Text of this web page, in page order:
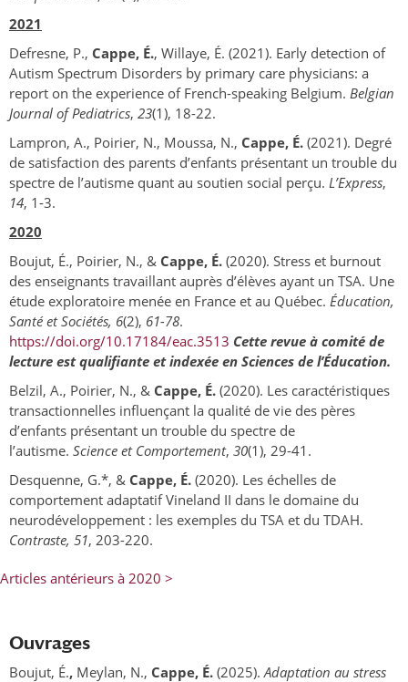
2021
Defresne, P., Cappe, É., Willaye, É. (2021). Early detection of
Autism Spectrum Disorders by primary care physicians: a
report on the experience of French-speaking Belgium. Belgian
Journal of Pediatrics, 23(1), 18-22.
Lampron, A., Poirier, N., Moussa, N., Cappe, É. (2021). Degré
de satisfaction des parents d’enfants présentant un trouble du
spectre de l’autisme quant au soutien social perçu. L’Express,
14, 1-3.
2020
Boujut, É., Poirier, N., & Cappe, É. (2020). Stress et burnout
des enseignants travaillant auprès d’élèves ayant un TSA. Une
étude exploratoire menée en France et au Québec. Éducation,
Santé et Sociétés, 6(2), 61-78.
https://doi.org/10.17184/eac.3513 Cette revue à comité de
lecture est qualifiante et indexée en Sciences de l’Éducation.
Belzil, A., Poirier, N., & Cappe, É. (2020). Les caractéristiques
transactionnelles influençant la qualité de vie des pères
d’enfants présentant un trouble du spectre de
l’autisme. Science et Comportement, 30(1), 29-41.
Desquenne, G.*, & Cappe, É. (2020). Les échelles de
comportement adaptatif Vineland II dans le domaine du
neurodéveloppement : les exemples du TSA et du TDAH.
Contraste, 51, 203-220.
Articles antérieurs à 2020 >
Ouvrages
Boujut, É., Meylan, N., Cappe, É. (2025).Adaptation au stress